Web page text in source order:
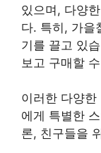
있으며, 다양
다. 특히, 가을
기를 끌고 있
보고 구매할
이러한 다양
에게 특별한
론, 친구들을